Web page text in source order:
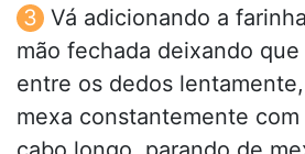
Vá adicionando a
mão fechada deixando
entre os dedos
mexa constantemente